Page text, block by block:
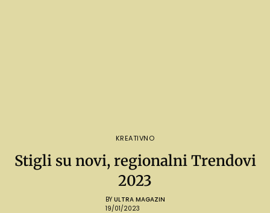
KREATIVNO
Stigli su novi, regionalni Trendovi
2023
BY ULTRA MAGAZIN
19/01/2023